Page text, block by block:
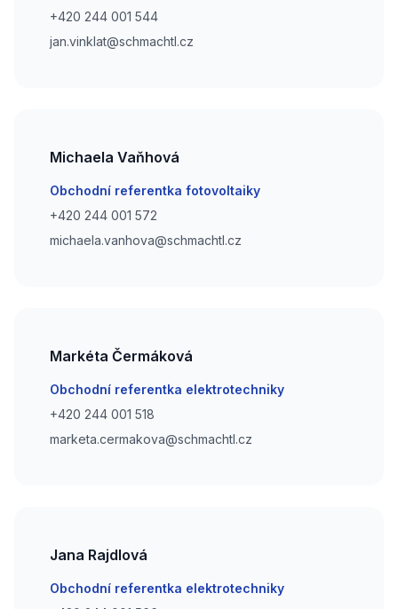
Phone number
+420 244 001 544
Phone number
jan.vinklat@schmachtl.cz
Michaela Vaňhová
Email
Obchodní referentka fotovoltaiky
Phone number
+420 244 001 572
Phone number
michaela.vanhova@schmachtl.cz
Markéta Čermáková
Email
Obchodní referentka elektrotechniky
Phone number
+420 244 001 518
Phone number
marketa.cermakova@schmachtl.cz
Jana Rajdlová
Email
Obchodní referentka elektrotechniky